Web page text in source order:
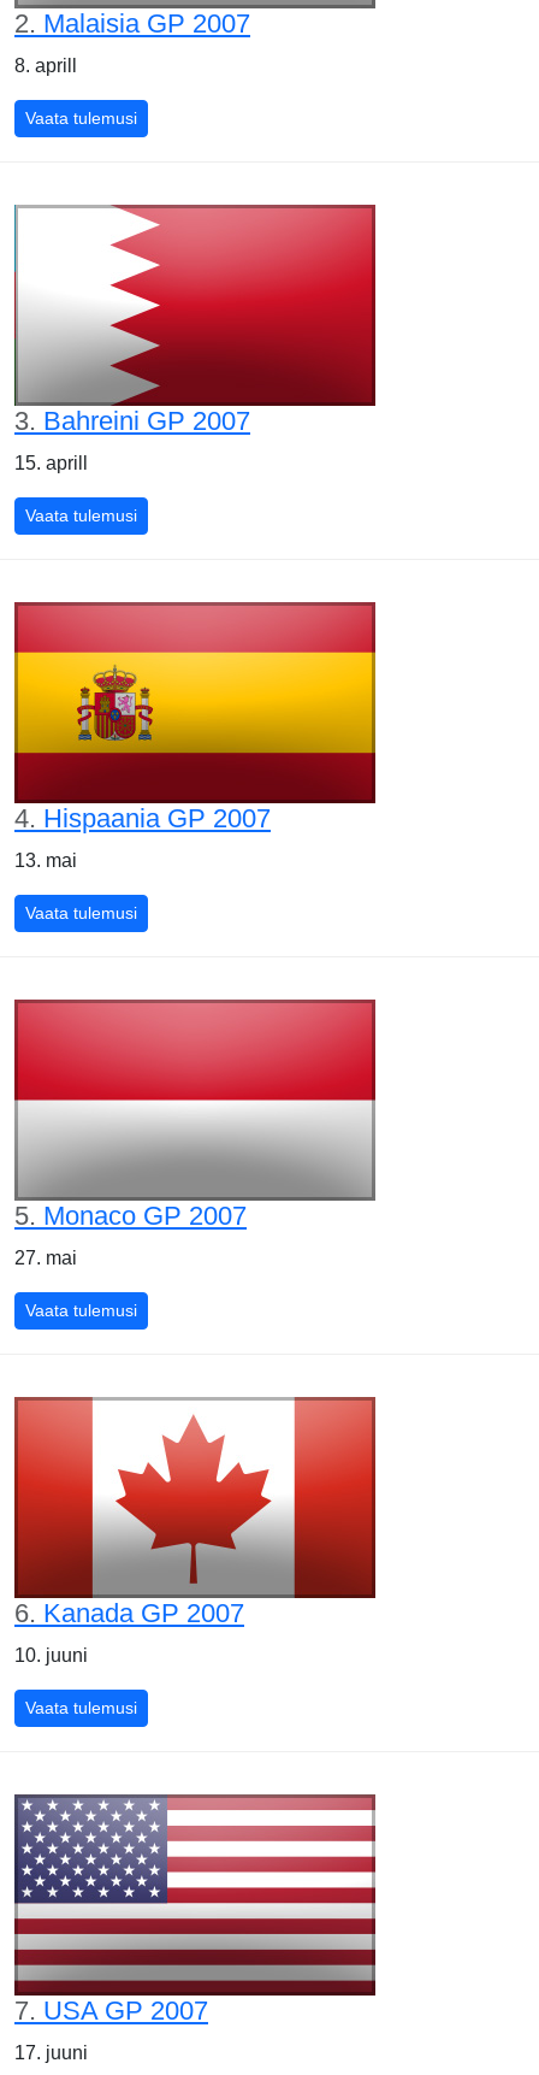
2. Malaisia GP 2007
8. aprill
Vaata tulemusiMalaisia GP 2007
3. Bahreini GP 2007
15. aprill
Vaata tulemusiBahreini GP 2007
4. Hispaania GP 2007
13. mai
Vaata tulemusiHispaania GP 2007
5. Monaco GP 2007
27. mai
Vaata tulemusiMonaco GP 2007
6. Kanada GP 2007
10. juuni
Vaata tulemusiKanada GP 2007
7. USA GP 2007
17. juuni